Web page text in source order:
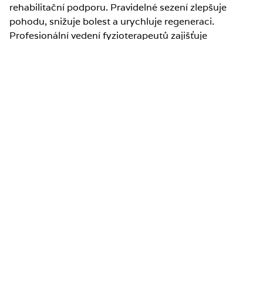
rehabilitační podporu. Pravidelné sezení zlepšuje
pohodu, snižuje bolest a urychluje regeneraci.
Profesionální vedení fyzioterapeutů zajišťuje